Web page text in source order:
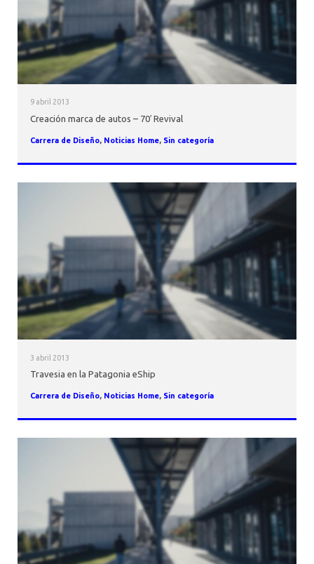
9 abril 2013
Creación marca de autos – 70′ Revival
Carrera de Diseño, Noticias Home, Sin categoría
3 abril 2013
Travesia en la Patagonia eShip
Carrera de Diseño, Noticias Home, Sin categoría